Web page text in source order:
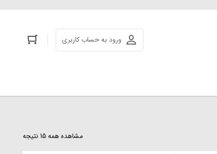
ورود به حساب کاربری
مشاهده همه 15 نتیجه